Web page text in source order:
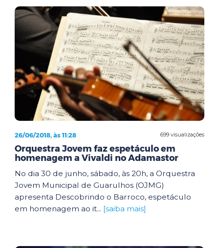
699 visualizações
26/06/2018, às 11:28
Orquestra Jovem faz espetáculo em
homenagem a Vivaldi no Adamastor
No dia 30 de junho, sábado, às 20h, a Orquestra
Jovem Municipal de Guarulhos (OJMG)
apresenta Descobrindo o Barroco, espetáculo
em homenagem ao it... [saiba mais]